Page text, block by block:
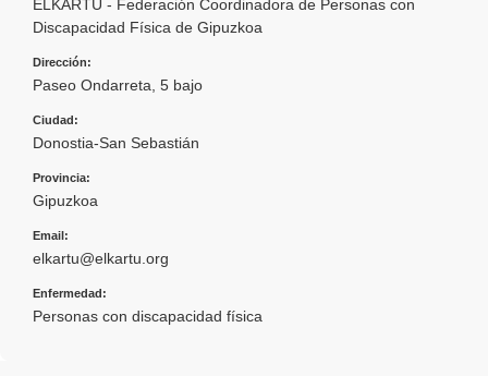
ELKARTU - Federación Coordinadora de Personas con
Discapacidad Física de Gipuzkoa
Dirección:
Paseo Ondarreta, 5 bajo
Ciudad:
Donostia-San Sebastián
Provincia:
Gipuzkoa
Email:
elkartu@elkartu.org
Enfermedad:
Personas con discapacidad física